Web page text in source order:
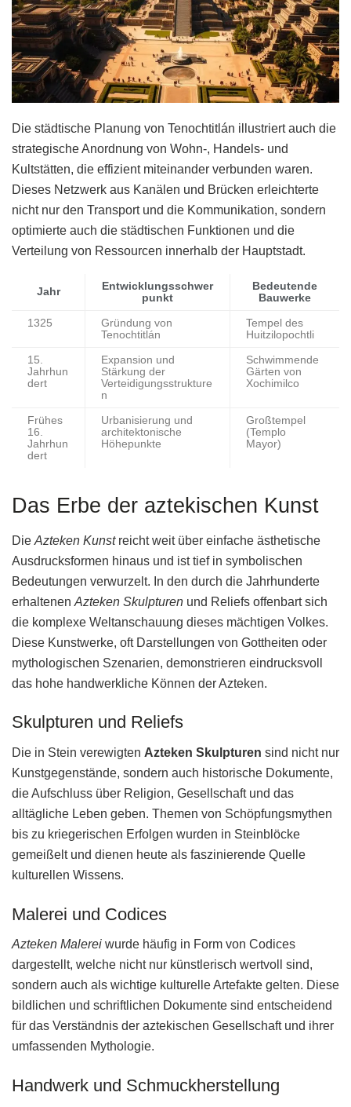
Die städtische Planung von Tenochtitlán illustriert auch die
strategische Anordnung von Wohn-, Handels- und
Kultstätten, die effizient miteinander verbunden waren.
Dieses Netzwerk aus Kanälen und Brücken erleichterte
nicht nur den Transport und die Kommunikation, sondern
optimierte auch die städtischen Funktionen und die
Verteilung von Ressourcen innerhalb der Hauptstadt.
Jahr
Entwicklungsschwer
punkt
Bedeutende
Bauwerke
1325
Gründung von
Tenochtitlán
Tempel des
Huitzilopochtli
15.
Jahrhun
dert
Expansion und
Stärkung der
Verteidigungsstrukture
n
Schwimmende
Gärten von
Xochimilco
Frühes
16.
Jahrhun
dert
Urbanisierung und
architektonische
Höhepunkte
Großtempel
(Templo
Mayor)
Das Erbe der aztekischen Kunst
Die Azteken Kunstreicht weit über einfache ästhetische
Ausdrucksformen hinaus und ist tief in symbolischen
Bedeutungen verwurzelt. In den durch die Jahrhunderte
erhaltenen Azteken Skulpturen und Reliefs offenbart sich
die komplexe Weltanschauung dieses mächtigen Volkes.
Diese Kunstwerke, oft Darstellungen von Gottheiten oder
mythologischen Szenarien, demonstrieren eindrucksvoll
das hohe handwerkliche Können der Azteken.
Skulpturen und Reliefs
Die in Stein verewigten Azteken Skulpturen sind nicht nur
Kunstgegenstände, sondern auch historische Dokumente,
die Aufschluss über Religion, Gesellschaft und das
alltägliche Leben geben. Themen von Schöpfungsmythen
bis zu kriegerischen Erfolgen wurden in Steinblöcke
gemeißelt und dienen heute als faszinierende Quelle
kulturellen Wissens.
Malerei und Codices
Azteken Malerei wurde häufig in Form von Codices
dargestellt, welche nicht nur künstlerisch wertvoll sind,
sondern auch als wichtige kulturelle Artefakte gelten. Diese
bildlichen und schriftlichen Dokumente sind entscheidend
für das Verständnis der aztekischen Gesellschaft und ihrer
umfassenden Mythologie.
Handwerk und Schmuckherstellung